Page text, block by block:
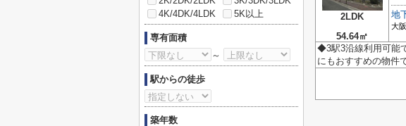
2LDK
54.64㎡
地
大
◆3駅3沿線利用可能
にもおすすめの物件
4K/4DK/4LDK
5K以上
専有面積
～
駅からの徒歩
築年数